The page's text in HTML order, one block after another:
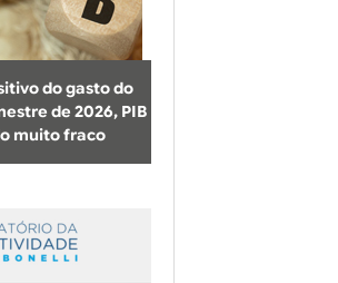
do gasto do
de 2026, PIB
muito fraco